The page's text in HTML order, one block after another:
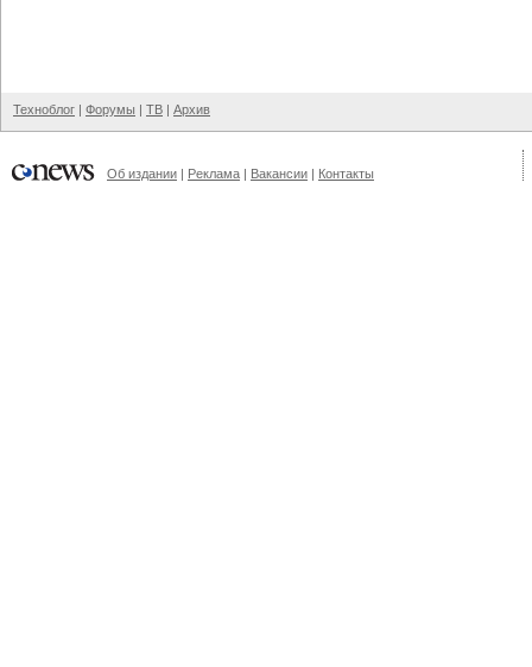
Техноблог | Форумы | ТВ | Архив
Об издании | Реклама | Вакансии | Контакты